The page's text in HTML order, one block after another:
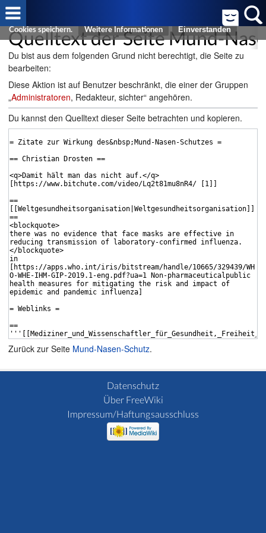
Cookies helfen uns bei der Bereitstellung von FreeWiki. Durch die
Nutzung von FreeWiki erklären Sie sich damit einverstanden, dass wir
Cookies speichern.
Weitere Informationen
Quelltext der Seite Mund-
Du bist aus dem folgenden Grund nicht berechtigt, die Seite zu
bearbeiten:
Diese Aktion ist auf Benutzer beschränkt, die einer der Gruppen
„Administratoren, Redakteur, sichter“ angehören.
Du kannst den Quelltext dieser Seite betrachten und kopieren.
Zurück zur Seite Mund-Nasen-Schutz.
Datenschutz
Über FreeWiki
Impressum/Haftungsausschluss